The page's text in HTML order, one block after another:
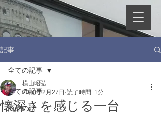
記事
全ての記事
商品の話
全ての記事
懐深さを感じる一台
横山昭弘
2020年2月27日 読了時間: 1分